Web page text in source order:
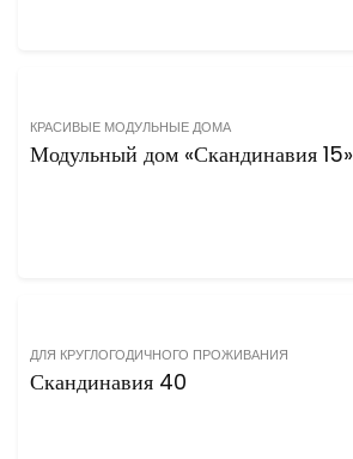
КРАСИВЫЕ МОДУЛЬНЫЕ ДОМА
Модульный дом «Скандинавия 15»
ДЛЯ КРУГЛОГОДИЧНОГО ПРОЖИВАНИЯ
Скандинавия 40